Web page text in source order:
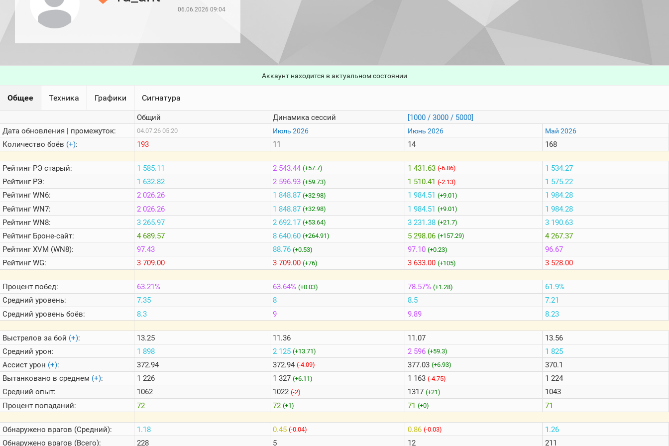
последние
1000
стримеров
Информация
Онлайн
Цветовая
шкала
Теlegram
ВК
Портал
Мира
06.06.2026 09:04
Аккаунт находится в актуальном состоянии
Общее Техника Графики Сигнатура
Дата обновления | промежуток:
Количество боёв (+):
РейтингРЭ старый:
РейтингРЭ:
РейтингWN6:
РейтингWN7:
РейтингWN8:
РейтингБроне-сайт:
РейтингXVM (WN8):
РейтингWG:
Процент побед:
Средний уровень:
Средний уровень боёв:
Выстрелов за бой (+):
Средний урон:
Ассист урон (+):
Вытанковано в среднем (+):
Средний опыт:
Процент попаданий:
Обнаружено врагов (Средний):
Обнаружено врагов (Всего):
Общий
04.07.26 05:20
193
1 585.11
1 632.82
2 026.26
2 026.26
3 265.97
4 689.57
97.43
3 709.00
63.21%
7.35
8.3
13.25
1 898
372.94
1 226
1062
72
1.18
228
Динамика сессий
Июль 2026
11
2 543.44 (+57.7)
2 596.93 (+59.73)
1 848.87 (+32.98)
1 848.87 (+32.98)
2 692.17 (+53.64)
8 640.60 (+264.91)
88.76 (+0.53)
3 709.00 (+76)
63.64% (+0.03)
8
9
11.36
2 125 (+13.71)
372.94 (-4.09)
1 327 (+6.11)
1022 (-2)
72 (+1)
0.45 (-0.04)
5
[1000 / 3000 / 5000]
Июнь 2026
14
1 431.63 (-6.86)
1 510.41 (-2.13)
1 984.51 (+9.01)
1 984.51 (+9.01)
3 231.38 (+21.7)
5 298.06 (+157.29)
97.10 (+0.23)
3 633.00 (+105)
78.57% (+1.28)
8.5
9.89
11.07
2 596 (+59.3)
377.03 (+6.93)
1 163 (-4.75)
1317 (+21)
71 (+0)
0.86 (-0.03)
12
Май 2026
168
1 534.27
1 575.22
1 984.28
1 984.28
3 190.63
4 267.37
96.67
3 528.00
61.9%
7.21
8.23
13.56
1 825
370.1
1 224
1043
71
1.26
211